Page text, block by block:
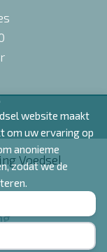
website maakt
om uw ervaring op
anonieme
zodat we de
Voedsel